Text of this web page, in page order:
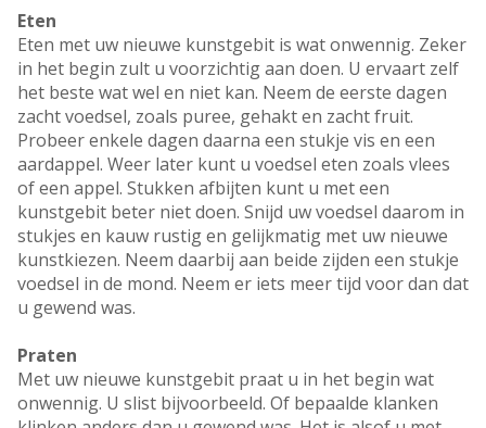
Eten
Eten met uw nieuwe kunstgebit is wat onwennig. Zeker
in het begin zult u voorzichtig aan doen. U ervaart zelf
het beste wat wel en niet kan. Neem de eerste dagen
zacht voedsel, zoals puree, gehakt en zacht fruit.
Probeer enkele dagen daarna een stukje vis en een
aardappel. Weer later kunt u voedsel eten zoals vlees
of een appel. Stukken afbijten kunt u met een
kunstgebit beter niet doen. Snijd uw voedsel daarom in
stukjes en kauw rustig en gelijkmatig met uw nieuwe
kunstkiezen. Neem daarbij aan beide zijden een stukje
voedsel in de mond. Neem er iets meer tijd voor dan dat
u gewend was.
Praten
Met uw nieuwe kunstgebit praat u in het begin wat
onwennig. U slist bijvoorbeeld. Of bepaalde klanken